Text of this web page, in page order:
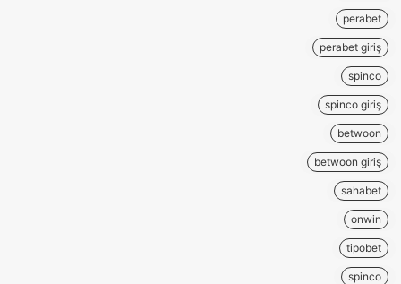
perabet
perabet giriş
spinco
spinco giriş
betwoon
betwoon giriş
sahabet
onwin
tipobet
spinco